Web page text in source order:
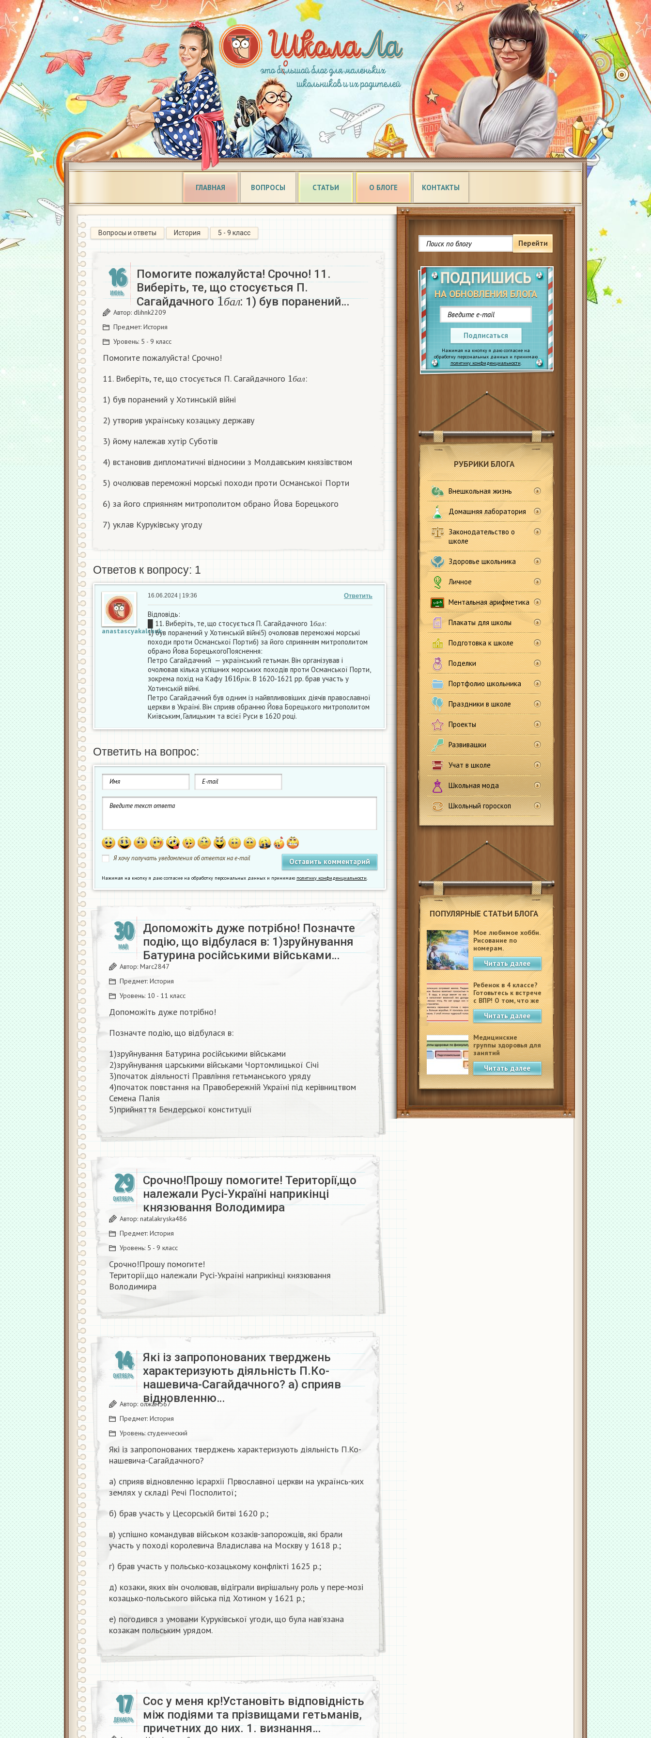
ГЛАВНАЯ ВОПРОСЫ СТАТЬИ О БЛОГЕ КОНТАКТЫ
Перейти
ПОДПИШИСЬ
НА ОБНОВЛЕНИЯ БЛОГА
Подписаться
Нажимая на кнопку я даю согласие на
обработку персональных данных и принимаю
политику конфиденциальности.
РУБРИКИ БЛОГА
Внешкольная жизнь
Домашняя лаборатория
Законодательство о
школе
Здоровье школьника
Личное
Ментальная арифметика
Плакаты для школы
Подготовка к школе
Поделки
Портфолио школьника
Праздники в школе
Проекты
Развивашки
Учат в школе
Школьная мода
Школьный гороскоп
ПОПУЛЯРНЫЕ СТАТЬИ БЛОГА
Мое любимое хобби.
Рисование по
номерам.
Читать далее
Ребенок в 4 классе?
Готовьтесь к встрече
с ВПР! О том, что же
это такое.
Читать далее
Медицинские
группы здоровья для
занятий
физкультурой в
школеЧитать далее
Вопросы и ответы История 5 - 9 класс
16
ИЮНЬ
Помогите пожалуйста! Срочно! 11.
Виберіть, те, що стосується П.
Сагайдачного
б ал
1бал
: 1) був поранений…
Автор: dlihnk2209
Предмет: История
Уровень: 5 - 9 класс
Помогите пожалуйста! Срочно!
11. Виберіть, те, що стосується П. Сагайдачного
бал
1
:
1) був поранений у Хотинській війні
2) утворив українську козацьку державу
3) йому належав хутір Суботів
4) встановив дипломатичні відносини з Молдавським князівством
5) очолював переможні морські походи проти Османської Порти
6) за його сприянням митрополитом обрано Йова Борецького
7) уклав Куруківську угоду
Ответов к вопросу: 1
anastascyakalchuk
Ответить
16.06.2024 | 19:36
Відповідь:
█ 11. Виберіть, те, що стосується П. Сагайдачного 1
:
1) був поранений у Хотинській війні5) очолював переможні морські
походи проти Османської Порти6) за його сприянням митрополитом
обрано Йова БорецькогоПояснення:
Петро Сагайдачний — український гетьман. Він організував і
очолював кілька успішних морських походів проти Османської Порти,
зокрема похід на Кафу
р і к
1616рік. В 1620-1621 рр. брав участь у
Хотинській війні.
Петро Сагайдачний був одним із найвпливовіших діячів православної
церкви в Україні. Він сприяв обранню Йова Борецького митрополитом
Київським, Галицьким та всієї Руси в 1620 році.
Ответить на вопрос:
Я хочу получать уведомления об ответах на e-mail
Нажимая на кнопку я даю согласие на обработку персональных данных и принимаю политику конфиденциальности.
30
МАЙ
Допоможіть дуже потрібно! Позначте
подію, що відбулася в: 1)зруйнування
Батурина російськими військами…
Автор: Marc2847
Предмет: История
Уровень: 10 - 11 класс
Допоможіть дуже потрібно!
Позначте подію, що відбулася в:
1)зруйнування Батурина російськими військами
2)зруйнування царськими військами Чортомлицької Січі
3)початок діяльності Правління гетьманського уряду
4)початок повстання на Правобережній Україні під керівництвом
Семена Палія
5)прийняття Бендерської конституції​
29
ОКТЯБРЬ
Срочно!Прошу помогите! Території,що
належали Русі-Україні наприкінці
князювання Володимира​
Автор: natalakryska486
Предмет: История
Уровень: 5 - 9 класс
Срочно!Прошу помогите!
Території,що належали Русі-Україні наприкінці князювання
Володимира​
14
ОКТЯБРЬ
Які із запропонованих тверджень
характеризують діяльність П.Ко-
нашевича-Сагайдачного? а) сприяв
відновленню…
Автор: олжам567
Предмет: История
Уровень: студенческий
Які із запропонованих тверджень характеризують діяльність П.Ко-
нашевича-Сагайдачного?
а) сприяв відновленню ієрархії Првославної церкви на українсь-ких
землях у складі Речі Посполитої;
б) брав участь у Цесорській битві 1620 р.;
в) успішно командував військом козаків-запорожців, які брали
участь у поході королевича Владислава на Москву у 1618 р.;
г) брав участь у польсько-козацькому конфлікті 1625 р.;
д) козаки, яких він очолював, відіграли вирішальну роль у пере-мозі
козацько-польського війська під Хотином у 1621 р.;
е) погодився з умовами Куруківської угоди, що була нав’язана
козакам польським урядом.
17
ДЕКАБРЬ
Сос у меня кр!Установіть відповідність
між подіями та прізвищами гетьманів,
причетних до них. 1. визнання…